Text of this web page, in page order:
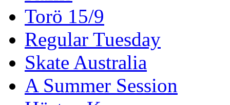
Torö 15/9
Regular Tuesday
Skate Australia
A Summer Session